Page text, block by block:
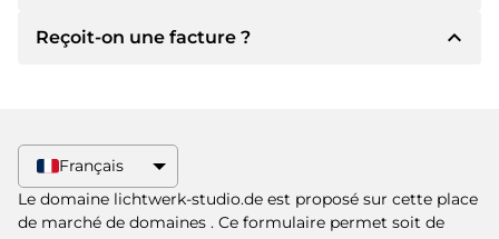
Après un accord, le titulaire vous
proposera Paypal ou d'autres méthodes de
paiement.
Veuillez toujours mentionner le nom de
Reçoit-on une facture ? expand_less
élevé, vous recevrez également un contrat de
vente supplémentaire si vous le souhaitez.
Français
Le domaine lichtwerk-studio.de est proposé sur cette place
de marché de domaines . Ce formulaire permet soit de